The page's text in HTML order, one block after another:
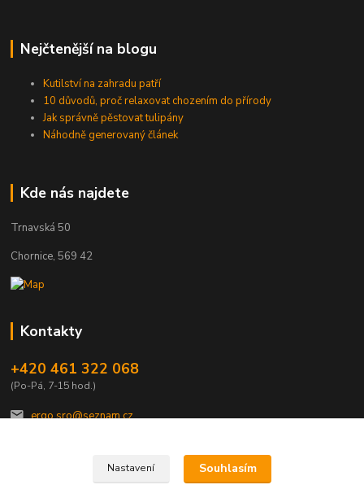
Nejčtenější na blogu
Kutilství na zahradu patří
10 důvodů, proč relaxovat chozením do přírody
Jak správně pěstovat tulipány
Náhodně generovaný článek
Kde nás najdete
Trnavská 50
Chornice, 569 42
Kontakty
+420 461 322 068
(Po-Pá, 7-15 hod.)
ergo.sro@seznam.cz
Nastavení Souhlasím